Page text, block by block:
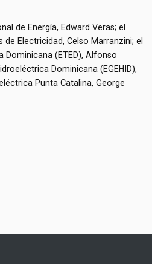
de Energía, Edward Veras; el
Electricidad, Celso Marranzini; el
Dominicana (ETED), Alfonso
Dominicana (EGEHID),
Punta Catalina, George